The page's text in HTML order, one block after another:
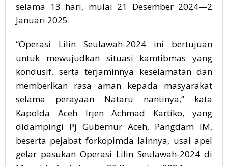
selama 13 hari, mulai 21 Desember 2024—2
Januari 2025.
“Operasi Lilin Seulawah-2024 ini bertujuan
untuk mewujudkan situasi kamtibmas yang
kondusif, serta terjaminnya keselamatan dan
memberikan rasa aman kepada masyarakat
selama perayaan Nataru nantinya,” kata
Kapolda Aceh Irjen Achmad Kartiko, yang
didampingi Pj Gubernur Aceh, Pangdam IM,
beserta pejabat forkopimda lainnya, usai apel
gelar pasukan Operasi Lilin Seulawah-2024 di